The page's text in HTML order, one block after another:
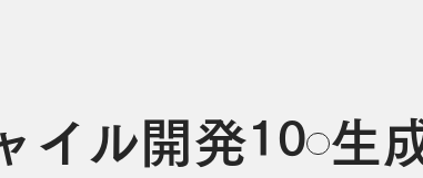
イル開発10 生